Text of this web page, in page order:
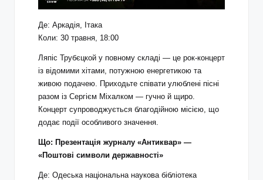
Де: Аркадія, Ітака
Коли: 30 травня, 18:00
Ляпіс Трубєцкой у повному складі — це рок-концерт
із відомими хітами, потужною енергетикою та
живою подачею. Приходьте співати улюблені пісні
разом із Сергієм Міхалком — гучно й щиро.
Концерт супроводжується благодійною місією, що
додає події особливого значення.
Що: Презентація журналу «Антиквар» —
«Поштові символи державності»
Де: Одеська національна наукова бібліотека